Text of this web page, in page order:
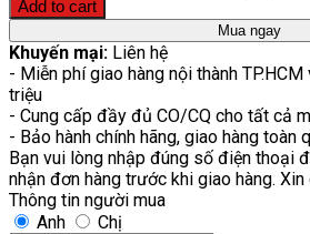
Add to cart
Mua ngay
Khuyến mại: Liên hệ
- Miễn phí giao hàng nội thành
triệu
- Cung cấp đầy đủ CO/CQ cho tất cả
- Bảo hành chính hãng, giao hàng toàn
Bạn vui lòng nhập đúng số điện thoại
nhận đơn hàng trước khi giao hàng. Xin
Thông tin người mua
Anh
Chị